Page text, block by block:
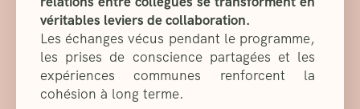
véritables leviers de collaboration.
Les échanges vécus pendant le programme,
les prises de conscience partagées et les
expériences communes renforcent la
cohésion à long terme.